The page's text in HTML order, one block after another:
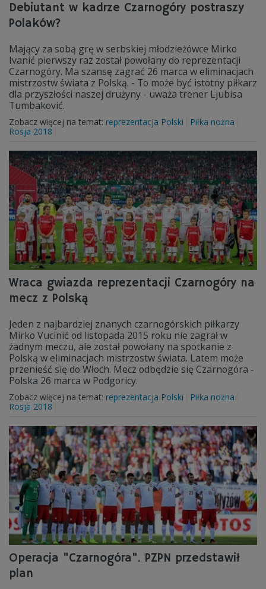
Debiutant w kadrze Czarnogóry postraszy
Polaków?
Mający za sobą grę w serbskiej młodzieżówce Mirko
Ivanić pierwszy raz został powołany do reprezentacji
Czarnogóry. Ma szansę zagrać 26 marca w eliminacjach
mistrzostw świata z Polską. - To może być istotny piłkarz
dla przyszłości naszej drużyny - uważa trener Ljubisa
Tumbaković.
Zobacz więcej na temat: reprezentacja Polski
Piłka nożna
Rosja 2018
Wraca gwiazda reprezentacji Czarnogóry na
mecz z Polską
Jeden z najbardziej znanych czarnogórskich piłkarzy
Mirko Vucinić od listopada 2015 roku nie zagrał w
żadnym meczu, ale został powołany na spotkanie z
Polską w eliminacjach mistrzostw świata. Latem może
przenieść się do Włoch. Mecz odbędzie się Czarnogóra -
Polska 26 marca w Podgoricy.
Zobacz więcej na temat: reprezentacja Polski
Piłka nożna
Rosja 2018
Operacja "Czarnogóra". PZPN przedstawił
plan